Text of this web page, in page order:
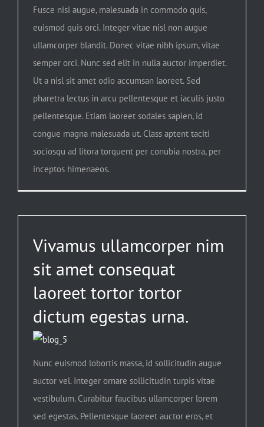
Fusce nisi augue, malesuada in commodo quis,
euismod quis orci. Integer vitae nisl non augue
ullamcorper blandit. Donec vitae nibh ipsum, vitae
semper orci. Nunc sed elit in nulla auctor imperdiet.
Ut a nisl sit amet odio accumsan laoreet. Sed
pharetra lectus in arcu pellentesque et iaculis justo
pellentesque. Etiam laoreet sodales sapien, id
congue magna malesuada ut. Class aptent taciti
sociosqu ad litora torquent per conubia nostra, per
inceptos himenaeos.
Vivamus ullamcorper nim
sit amet consequat
laoreet tortor tortor
dictum egestas urna.
Nunc euismod lobortis massa, id sollicitudin augue
auctor vel. Integer ornare sollicitudin turpis vitae
vestibulum. Curabitur faucibus ullamcorper lorem
sed egestas. Pellentesque laoreet auctor eros, et